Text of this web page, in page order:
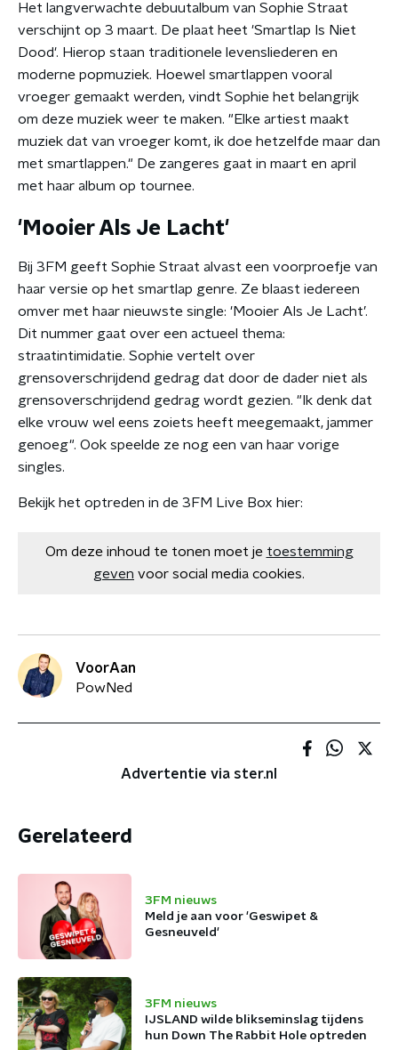
Het langverwachte debuutalbum van Sophie Straat
verschijnt op 3 maart. De plaat heet 'Smartlap Is Niet
Dood'. Hierop staan traditionele levensliederen en
moderne popmuziek. Hoewel smartlappen vooral
vroeger gemaakt werden, vindt Sophie het belangrijk
om deze muziek weer te maken. "Elke artiest maakt
muziek dat van vroeger komt, ik doe hetzelfde maar dan
met smartlappen." De zangeres gaat in maart en april
met haar album op tournee.
'Mooier Als Je Lacht'
Bij 3FM geeft Sophie Straat alvast een voorproefje van
haar versie op het smartlap genre. Ze blaast iedereen
omver met haar nieuwste single: 'Mooier Als Je Lacht’.
Dit nummer gaat over een actueel thema:
straatintimidatie. Sophie vertelt over
grensoverschrijdend gedrag dat door de dader niet als
grensoverschrijdend gedrag wordt gezien. "Ik denk dat
elke vrouw wel eens zoiets heeft meegemaakt, jammer
genoeg". Ook speelde ze nog een van haar vorige
singles.
Bekijk het optreden in de 3FM Live Box hier:
Om deze inhoud te tonen moet je toestemming
geven voor social media cookies.
VoorAan
PowNed
Advertentie via ster.nl
Gerelateerd
3FM nieuws
Meld je aan voor 'Geswipet &
Gesneuveld'
3FM nieuws
IJSLAND wilde blikseminslag tijdens
hun Down The Rabbit Hole optreden